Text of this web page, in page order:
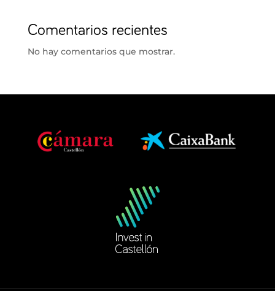
Comentarios recientes
No hay comentarios que mostrar.